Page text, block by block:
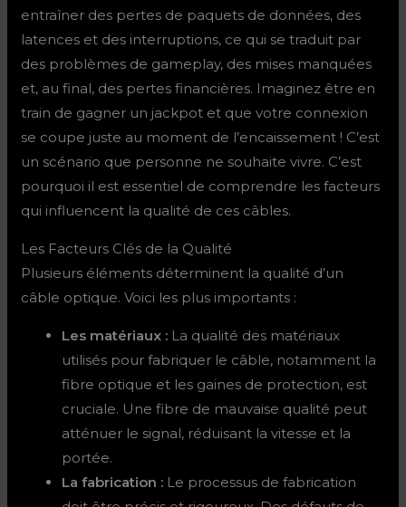
entraîner des pertes de paquets de données, des
latences et des interruptions, ce qui se traduit par
des problèmes de gameplay, des mises manquées
et, au final, des pertes financières. Imaginez être en
train de gagner un jackpot et que votre connexion
se coupe juste au moment de l’encaissement ! C’est
un scénario que personne ne souhaite vivre. C’est
pourquoi il est essentiel de comprendre les facteurs
qui influencent la qualité de ces câbles.
Les Facteurs Clés de la Qualité
Plusieurs éléments déterminent la qualité d’un
câble optique. Voici les plus importants :
Les matériaux : La qualité des matériaux
utilisés pour fabriquer le câble, notamment la
fibre optique et les gaines de protection, est
cruciale. Une fibre de mauvaise qualité peut
atténuer le signal, réduisant la vitesse et la
portée.
La fabrication : Le processus de fabrication